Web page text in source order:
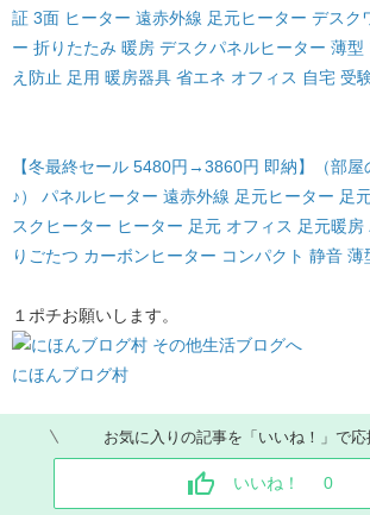
証 3面 ヒーター 遠赤外線 足元ヒーター デスク
ー 折りたたみ 暖房 デスクパネルヒーター 薄
え防止 足用 暖房器具 省エネ オフィス 自宅 受
【冬最終セール 5480円→3860円 即納】（部屋
♪） パネルヒーター 遠赤外線 足元ヒーター 足
スクヒーター ヒーター 足元 オフィス 足元暖
りごたつ カーボンヒーター コンパクト 静音 薄
１ポチお願いします。
にほんブログ村
お気に入りの記事を「いいね！」で応
いいね！ 0